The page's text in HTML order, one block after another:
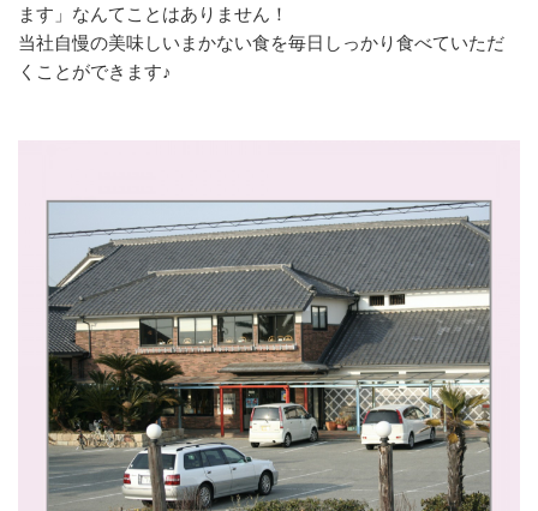
ます」なんてことはありません！
当社自慢の美味しいまかない食を毎日しっかり食べていただ
くことができます♪